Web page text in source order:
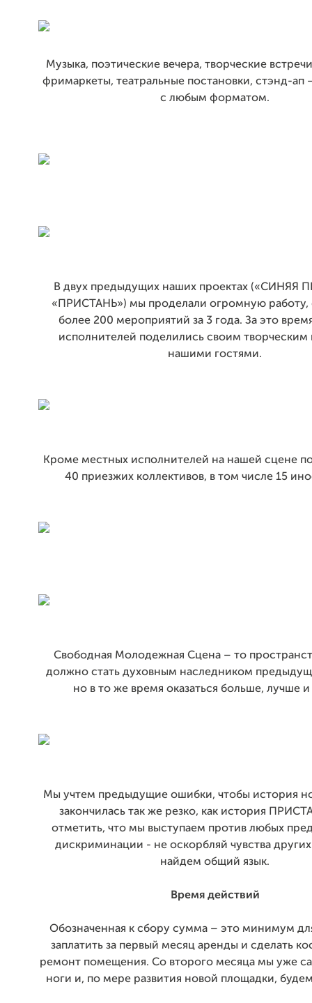
Музыка, поэтические вечера, творческие
фримаркеты, театральные постановки, стэнд-ап
с любым форматом.
В двух предыдущих наших проектах («СИНЯЯ
«ПРИСТАНЬ») мы проделали огромную работу,
более 200 мероприятий за 3 года. За это
исполнителей поделились своим творческим
нашими гостями.
Кроме местных исполнителей на нашей сцене
40 приезжих коллективов, в том числе 15
Свободная Молодежная Сцена – то
должно стать духовным наследником
но в то же время оказаться больше, лучше
Мы учтем предыдущие ошибки, чтобы история
закончилась так же резко, как история
отметить, что мы выступаем против любых
дискриминации - не оскорбляй чувства
найдем общий язык.
Время действий
Обозначенная к сбору сумма – это минимум
заплатить за первый месяц аренды и сделать
ремонт помещения. Со второго месяца мы уже
ноги и, по мере развития новой площадки,